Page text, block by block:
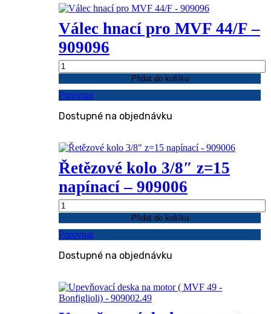
Válec hnací pro MVF 44/F –
909096
Válec
hnací
pro
MVF
-
množství
Přidat do košíku
Porovnat
Dostupné na objednávku
Řetězové kolo 3/8″ z=15
napínací – 909006
Řetězové
kolo
3/8"
z=15
-
množství
Přidat do košíku
Porovnat
Dostupné na objednávku